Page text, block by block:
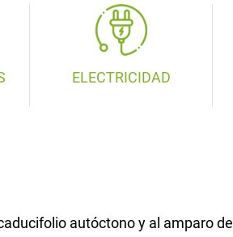
ELECTRICIDAD
autóctono y al amparo de